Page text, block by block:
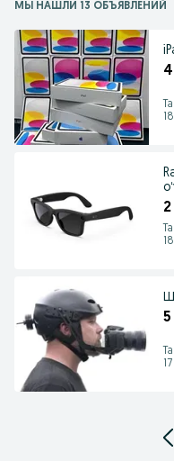
МЫ НАШЛИ 13 ОБЪЯВЛЕНИЙ
5